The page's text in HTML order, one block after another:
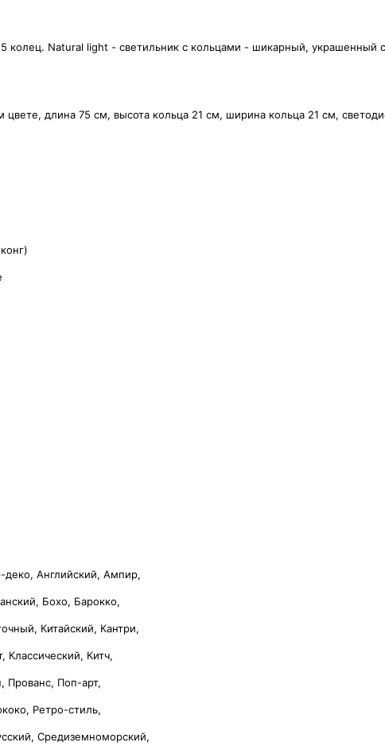
колец. Natural light - светильник с кольцами - шикарный,
цвете, длина 75 см, высота кольца 21 см, ширина кольца 21 см,
деко, Английский, Ампир,
Бохо, Барокко,
Китайский, Кантри,
Китч,
Поп-арт,
Ретро-стиль,
Средиземноморский,